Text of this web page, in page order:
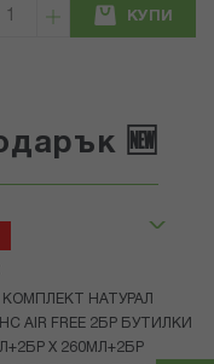
КУПИ
🆕
НАТУРАЛ
AIR FREE 2БР БУТИЛКИ
Х 260МЛ+2БР